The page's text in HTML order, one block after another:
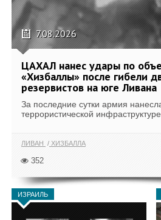
7.08.2026
ЦАХАЛ нанес удары по
«Хизбаллы» после гибели
резервистов на юге Ливана
За последние сутки армия
террористической
ЛИВАН ХИЗБАЛЛА
352
ИЗРАИЛЬ